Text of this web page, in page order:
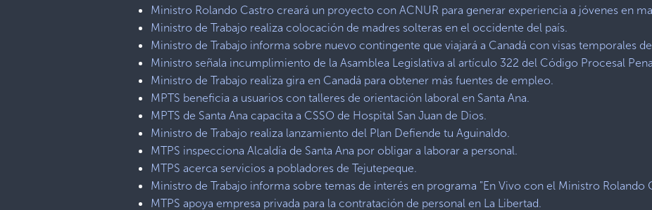
Ministro Rolando Castro creará un proyecto con ACNUR para generar experiencia a jóvenes en
Ministro de Trabajo realiza colocación de madres solteras en el occidente del país.
Ministro de Trabajo informa sobre nuevo contingente que viajará a Canadá con visas temporales
Ministro señala incumplimiento de la Asamblea Legislativa al artículo 322 del Código Procesal
Ministro de Trabajo realiza gira en Canadá para obtener más fuentes de empleo.
MPTS beneficia a usuarios con talleres de orientación laboral en Santa Ana.
MPTS de Santa Ana capacita a CSSO de Hospital San Juan de Dios.
Ministro de Trabajo realiza lanzamiento del Plan Defiende tu Aguinaldo.
MTPS inspecciona Alcaldía de Santa Ana por obligar a laborar a personal.
MTPS acerca servicios a pobladores de Tejutepeque.
Ministro de Trabajo informa sobre temas de interés en programa "En Vivo con el Ministro Rolando
MTPS apoya empresa privada para la contratación de personal en La Libertad.